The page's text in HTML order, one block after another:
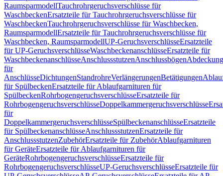
RaumsparmodellTauchrohrgeruchsverschlüsse für
WaschbeckenErsatzteile für Tauchrohrgeruchsverschlüsse für
WaschbeckenTauchrohrgeruchsverschlüsse für Waschbecken,
RaumsparmodellErsatzteile für Tauchrohrgeruchsverschlüsse für
Waschbecken, RaumsparmodellUP-GeruchsverschlüsseErsatzteile
für UP-GeruchsverschlüsseWaschbeckenanschlüsseErsatzteile für
WaschbeckenanschlüsseAnschlussstutzenAnschlussbögen
für
AnschlüsseDichtungenStandrohreVerlängerungenBetätigungen
für SpülbeckenErsatzteile für Ablaufgarnituren für
SpülbeckenRohrbogengeruchsverschlüsseErsatzteile für
RohrbogengeruchsverschlüsseDoppelkammergeruchsverschlüsse
für
DoppelkammergeruchsverschlüsseSpülbeckenanschlüsseErsatzteile
für SpülbeckenanschlüsseAnschlussstutzenErsatzteile für
AnschlussstutzenZubehörErsatzteile für ZubehörAblaufgarnituren
für GeräteErsatzteile für Ablaufgarnituren für
GeräteRohrbogengeruchsverschlüsseErsatzteile für
RohrbogengeruchsverschlüsseUP-GeruchsverschlüsseErsatzteile für